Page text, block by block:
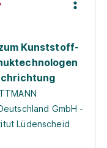
Kunststoff-
GmbH -
Lüdenscheid